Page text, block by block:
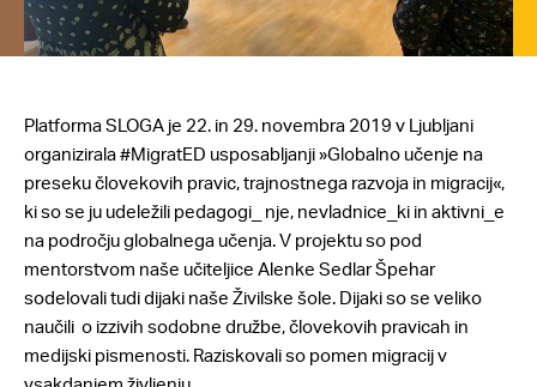
Platforma SLOGA je 22. in 29. novembra 2019 v Ljubljani
organizirala #MigratED usposabljanji »Globalno učenje na
preseku človekovih pravic, trajnostnega razvoja in migracij«,
ki so se ju udeležili pedagogi_ nje, nevladnice_ki in aktivni_e
na področju globalnega učenja. V projektu so pod
mentorstvom naše učiteljice Alenke Sedlar Špehar
sodelovali tudi dijaki naše Živilske šole. Dijaki so se veliko
naučili o izzivih sodobne družbe, človekovih pravicah in
medijski pismenosti. Raziskovali so pomen migracij v